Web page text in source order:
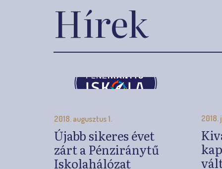
2018. augusztus 1.
Újabb sikeres évet
Iskolahálózat
Értékelték a tanévet a Pénziránytű
Iskolahálózat tagjai.